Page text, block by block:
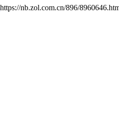
https://nb.zol.com.cn/896/